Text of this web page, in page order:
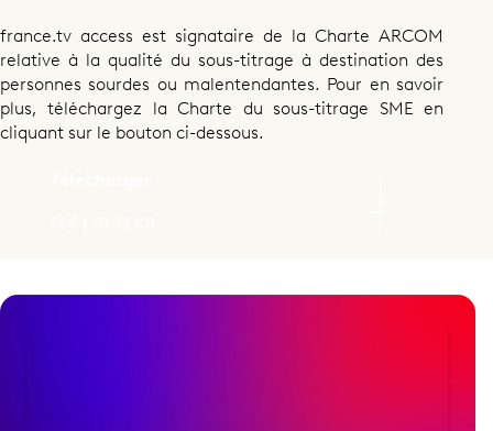
france.tv access est signataire de la Charte ARCOM
relative à la qualité du sous-titrage à destination des
personnes sourdes ou malentendantes. Pour en savoir
plus, téléchargez la Charte du sous-titrage SME en
cliquant sur le bouton ci-dessous.